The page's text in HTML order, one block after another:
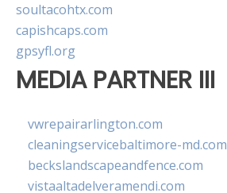
soultacohtx.com
capishcaps.com
gpsyfl.org
MEDIA PARTNER III
vwrepairarlington.com
cleaningservicebaltimore-md.com
beckslandscapeandfence.com
vistaaltadelveramendi.com